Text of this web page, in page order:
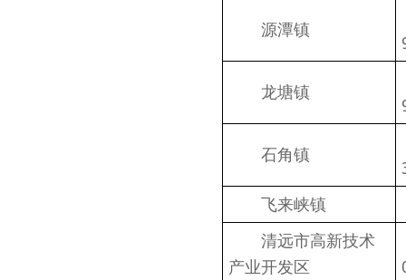
源潭镇
龙塘镇
石角镇
飞来峡镇
清远市高新技术
产业开发区